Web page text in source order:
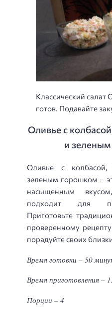
Классический салат
готов. Подавайте
Оливье с
и
Оливье с
зеленым горошком –
насыщенным
подходит для
Приготовьте
проверенному
порадуйте своих
Время готовки – 50
Время приготовления –
Порции – 4